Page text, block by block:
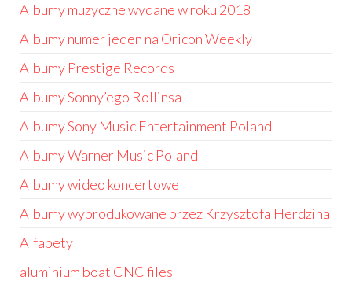
Albumy muzyczne wydane w roku 2018
Albumy numer jeden na Oricon Weekly
Albumy Prestige Records
Albumy Sonny’ego Rollinsa
Albumy Sony Music Entertainment Poland
Albumy Warner Music Poland
Albumy wideo koncertowe
Albumy wyprodukowane przez Krzysztofa Herdzina
Alfabety
aluminium boat CNC files